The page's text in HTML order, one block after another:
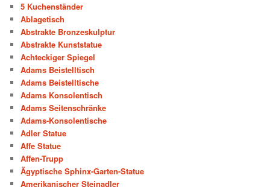
5 Kuchenständer
Ablagetisch
Abstrakte Bronzeskulptur
Abstrakte Kunststatue
Achteckiger Spiegel
Adams Beistelltisch
Adams Beistelltische
Adams Konsolentisch
Adams Seitenschränke
Adams-Konsolentische
Adler Statue
Affe Statue
Affen-Trupp
Ägyptische Sphinx-Garten-Statue
Amerikanischer Steinadler